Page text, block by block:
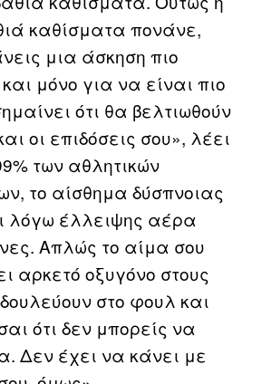
καθίσματα πονάνε,
μια άσκηση πιο
μόνο για να είναι πιο
ότι θα βελτιωθούν
οι επιδόσεις σου», λέει
των αθλητικών
το αίσθημα δύσπνοιας
λόγω έλλειψης αέρα
Απλώς το αίμα σου
αρκετό οξυγόνο στους
στο φουλ και
ότι δεν μπορείς να
Δεν έχει να κάνει με